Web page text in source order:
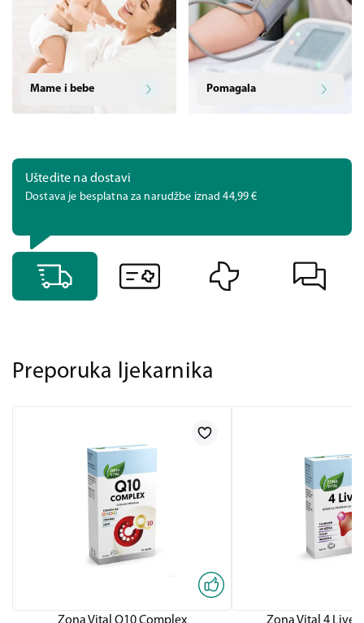
Mame i bebe Pomagala
Uštedite na dostavi
Dostava je besplatna za narudžbe iznad 44,99 €
Preporuka ljekarnika
Zona Vital Q10 Complex Zona Vital 4